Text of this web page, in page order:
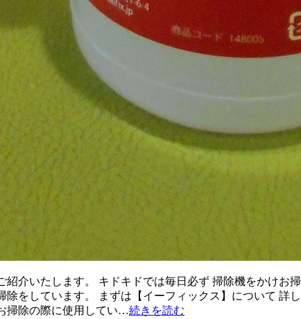
介いたします。 キドキドでは毎日必ず 掃除機をかけお
をしています。 まずは【イーフィックス】について 詳
掃除の際に使用してい…続きを読む